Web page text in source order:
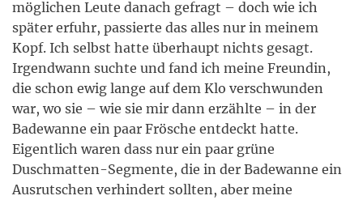
möglichen Leute danach gefragt – doch wie ich
später erfuhr, passierte das alles nur in meinem
Kopf. Ich selbst hatte überhaupt nichts gesagt.
Irgendwann suchte und fand ich meine Freundin,
die schon ewig lange auf dem Klo verschwunden
war, wo sie – wie sie mir dann erzählte – in der
Badewanne ein paar Frösche entdeckt hatte.
Eigentlich waren dass nur ein paar grüne
Duschmatten-Segmente, die in der Badewanne ein
Ausrutschen verhindert sollten, aber meine